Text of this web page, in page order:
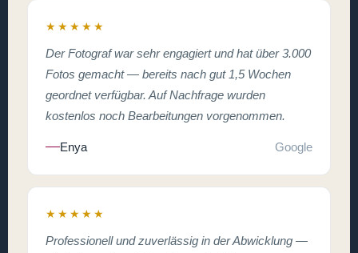
★★★★★
Der Fotograf war sehr engagiert und hat über 3.000
Fotos gemacht — bereits nach gut 1,5 Wochen
geordnet verfügbar. Auf Nachfrage wurden
kostenlos noch Bearbeitungen vorgenommen.
Enya Google
★★★★★
Professionell und zuverlässig in der Abwicklung —